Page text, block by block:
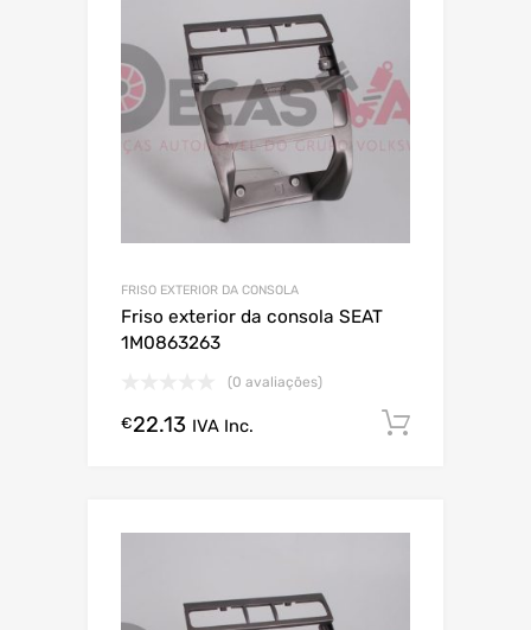
FRISO EXTERIOR DA CONSOLA
Friso exterior da consola SEAT
1M0863263
(0 avaliações)
€22.13 IVA Inc.